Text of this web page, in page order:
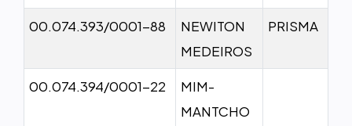
00.074.393/0001-88
NEWITON
MEDEIROS
PRISMA
00.074.394/0001-22
MIM-
MANTCHO